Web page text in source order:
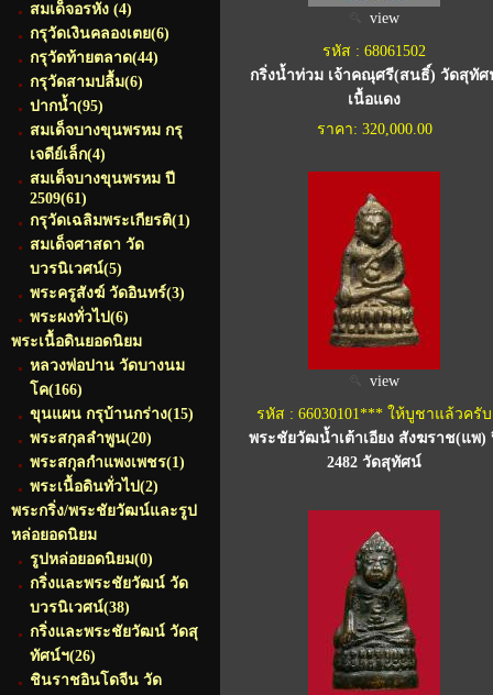
สมเด็จอรหัง (4)
กรุวัดเงินคลองเตย(6)
กรุวัดท้ายตลาด(44)
กรุวัดสามปลื้ม(6)
ปากน้ำ(95)
สมเด็จบางขุนพรหม กรุ
เจดีย์เล็ก(4)
สมเด็จบางขุนพรหม ปี
2509(61)
กรุวัดเฉลิมพระเกียรติ(1)
สมเด็จศาสดา วัด
บวรนิเวศน์(5)
พระครูสังฆ์ วัดอินทร์(3)
พระผงทั่วไป(6)
พระเนื้อดินยอดนิยม
หลวงพ่อปาน วัดบางนม
โค(166)
ขุนแผน กรุบ้านกร่าง(15)
พระสกุลลำพูน(20)
พระสกุลกำแพงเพชร(1)
พระเนื้อดินทั่วไป(2)
พระกริ่ง/พระชัยวัฒน์และรูป
หล่อยอดนิยม
รูปหล่อยอดนิยม(0)
กริ่งและพระชัยวัฒน์ วัด
บวรนิเวศน์(38)
กริ่งและพระชัยวัฒน์ วัดสุ
ทัศน์ฯ(26)
ชินราชอินโดจีน วัด
view
รหัส : 68061502
กริ่งน้ำท่วม เจ้าคณุศรี(สนธิ์) วัดสุทัศ
เนื้อแดง
ราคา: 320,000.00
view
รหัส : 66030101*** ให้บูชาแล้วครับ
พระชัยวัฒน้ำเต้าเอียง สังฆราช(แพ)
2482 วัดสุทัศน์